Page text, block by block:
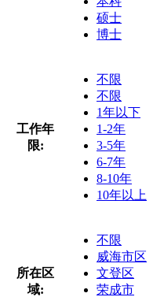
硕士
博士
工作年
限:
不限
不限
1年以下
1-2年
3-5年
6-7年
8-10年
10年以上
所在区
域:
不限
威海市区
文登区
荣成市